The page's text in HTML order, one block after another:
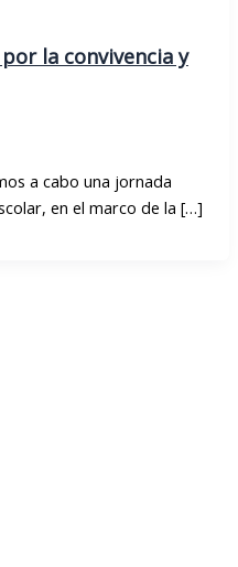
la convivencia y
a cabo una jornada
en el marco de la […]